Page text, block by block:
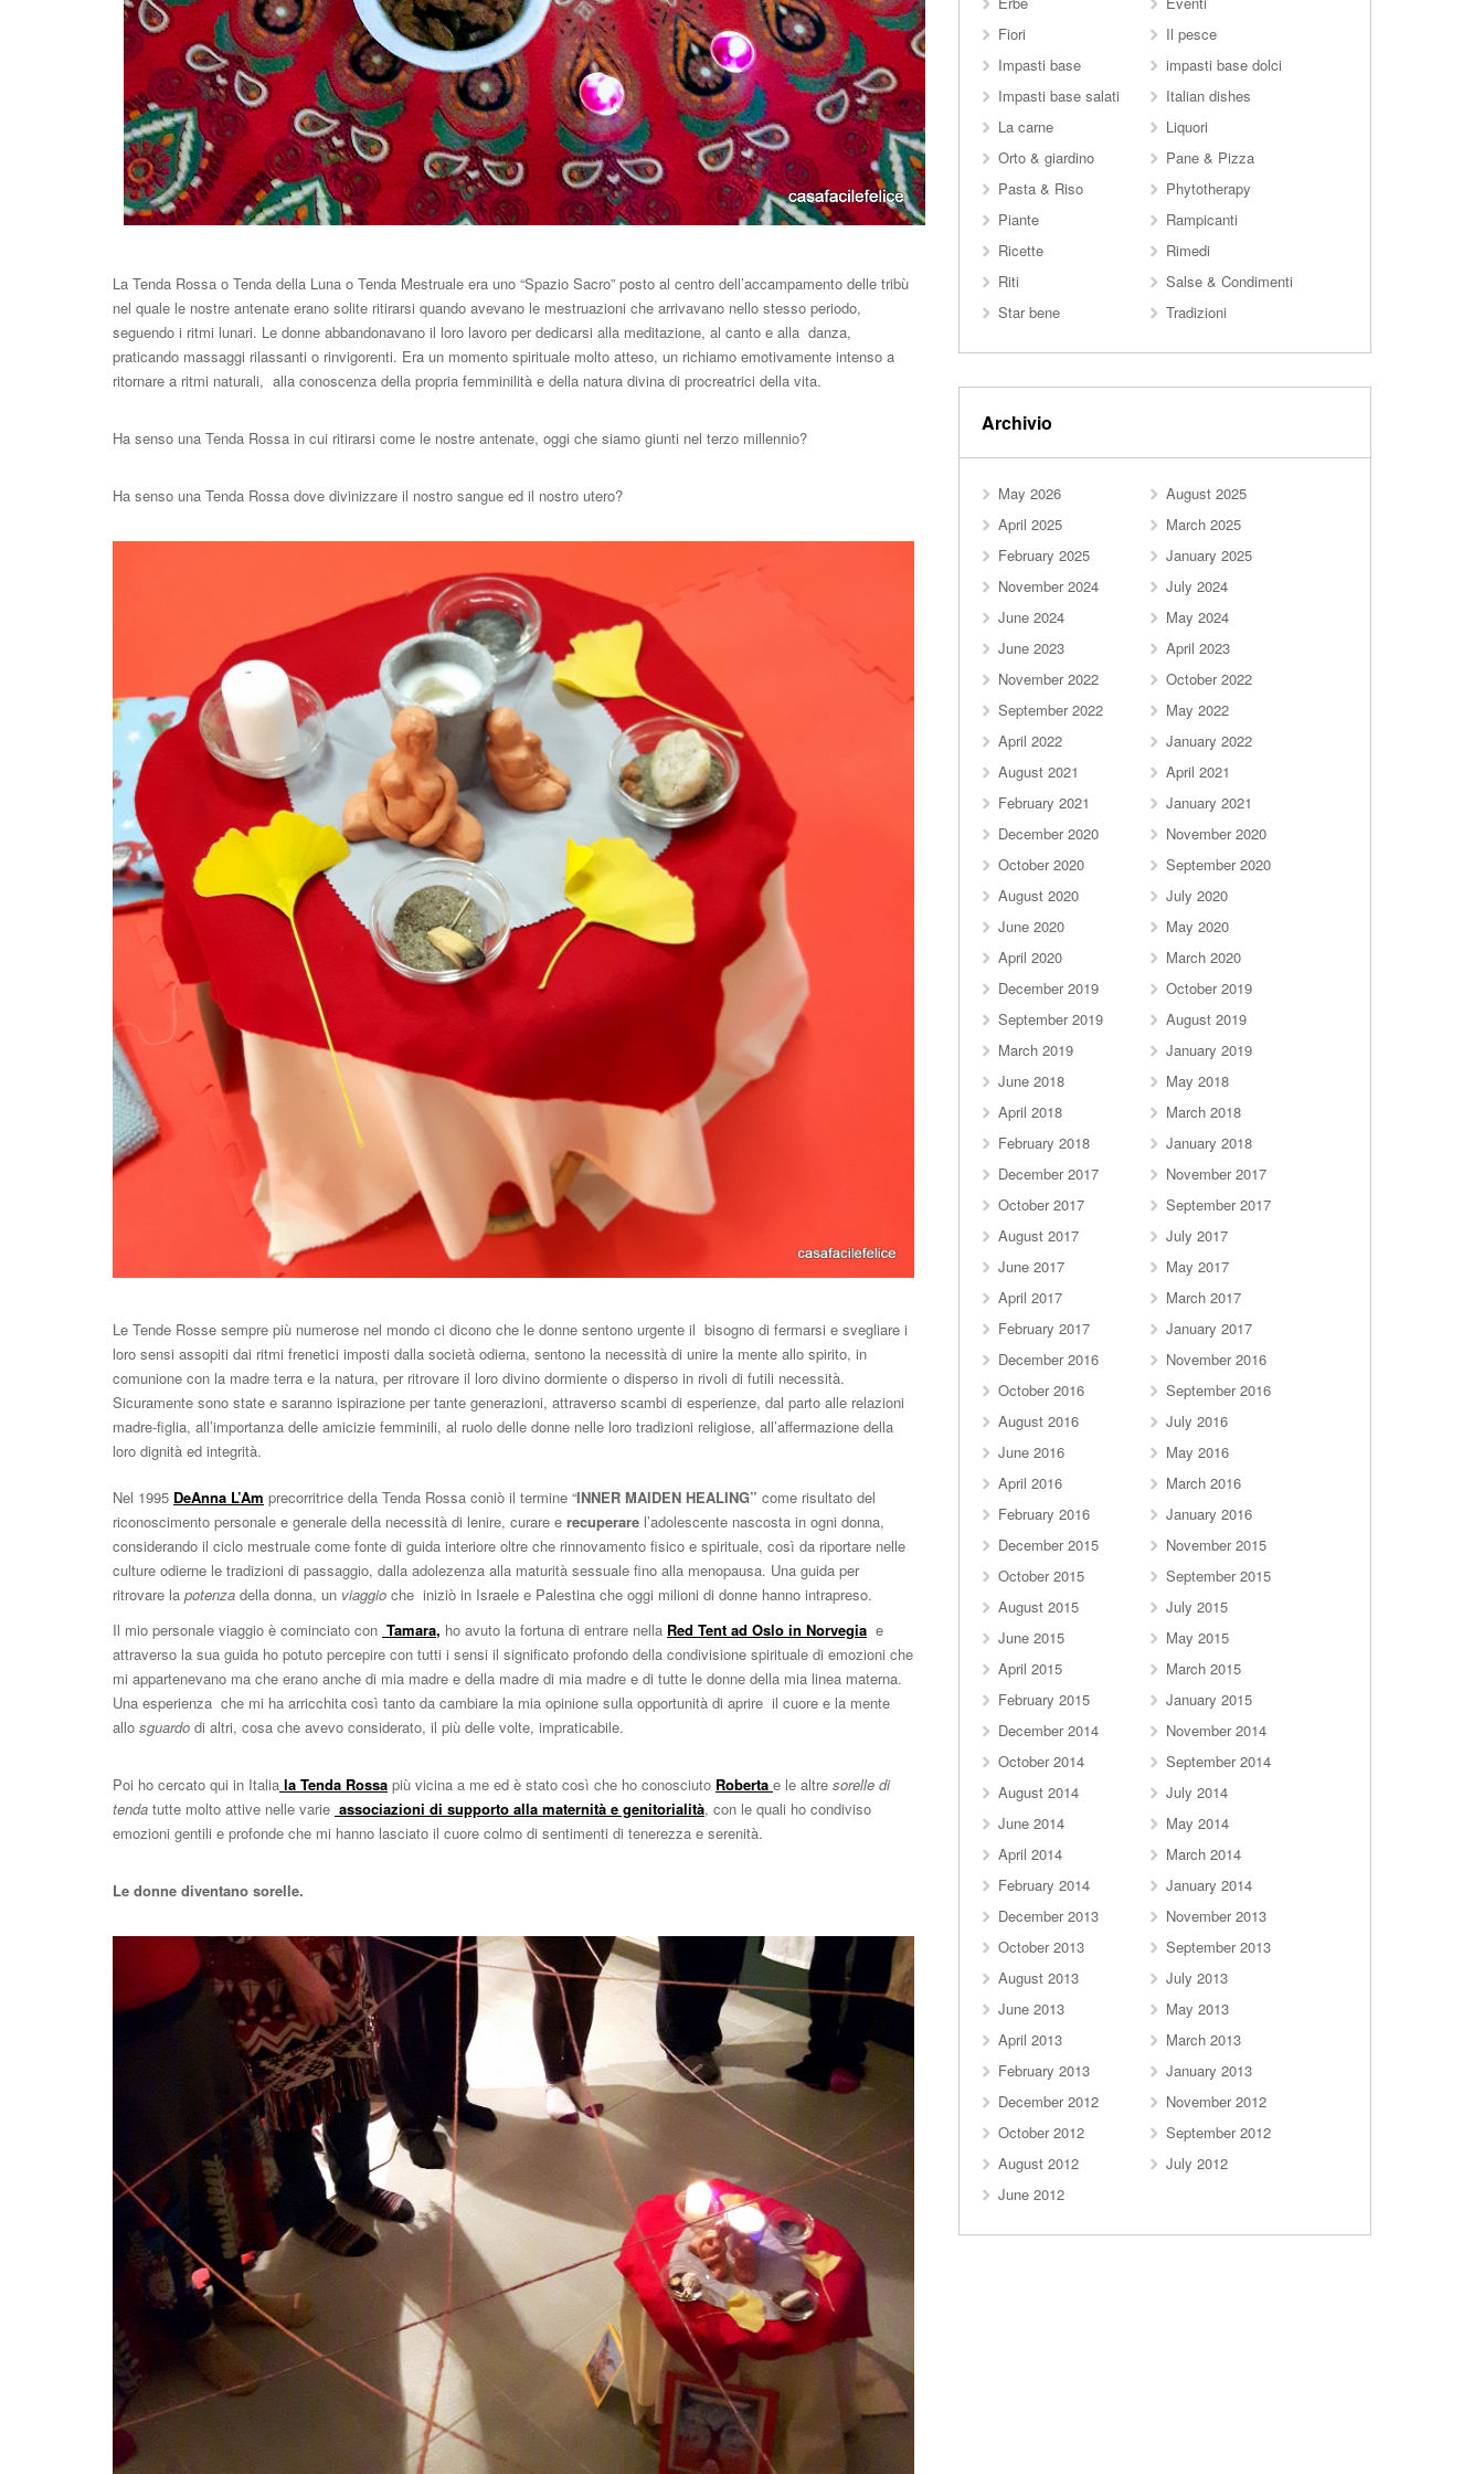
La Tenda Rossa o Tenda della Luna o Tenda Mestruale era uno “Spazio Sacro” posto al centro dell’accampamento delle tribù
nel quale le nostre antenate erano solite ritirarsi quando avevano le mestruazioni che arrivavano nello stesso periodo,
seguendo i ritmi lunari. Le donne abbandonavano il loro lavoro per dedicarsi alla meditazione, al canto e alla danza,
praticando massaggi rilassanti o rinvigorenti. Era un momento spirituale molto atteso, un richiamo emotivamente intenso a
ritornare a ritmi naturali, alla conoscenza della propria femminilità e della natura divina di procreatrici della vita.
Ha senso una Tenda Rossa in cui ritirarsi come le nostre antenate, oggi che siamo giunti nel terzo millennio?
Ha senso una Tenda Rossa dove divinizzare il nostro sangue ed il nostro utero?
Le Tende Rosse sempre più numerose nel mondo ci dicono che le donne sentono urgente il bisogno di fermarsi e svegliare i
loro sensi assopiti dai ritmi frenetici imposti dalla società odierna, sentono la necessità di unire la mente allo spirito, in
comunione con la madre terra e la natura, per ritrovare il loro divino dormiente o disperso in rivoli di futili necessità.
Sicuramente sono state e saranno ispirazione per tante generazioni, attraverso scambi di esperienze, dal parto alle relazioni
madre-figlia, all’importanza delle amicizie femminili, al ruolo delle donne nelle loro tradizioni religiose, all’affermazione della
loro dignità ed integrità.
Nel 1995 DeAnna L’Am precorritrice della Tenda Rossa coniò il termine “INNER MAIDEN HEALING” come risultato del
riconoscimento personale e generale della necessità di lenire, curare e recuperare l’adolescente nascosta in ogni donna,
considerando il ciclo mestruale come fonte di guida interiore oltre che rinnovamento fisico e spirituale, così da riportare nelle
culture odierne le tradizioni di passaggio, dalla adolezenza alla maturità sessuale fino alla menopausa. Una guida per
ritrovare la potenza della donna, un viaggio che iniziò in Israele e Palestina che oggi milioni di donne hanno intrapreso.
Il mio personale viaggio è cominciato con Tamara, ho avuto la fortuna di entrare nella Red Tent ad Oslo in Norvegia e
attraverso la sua guida ho potuto percepire con tutti i sensi il significato profondo della condivisione spirituale di emozioni che
mi appartenevano ma che erano anche di mia madre e della madre di mia madre e di tutte le donne della mia linea materna.
Una esperienza che mi ha arricchita così tanto da cambiare la mia opinione sulla opportunità di aprire il cuore e la mente
allo sguardo di altri, cosa che avevo considerato, il più delle volte, impraticabile.
Poi ho cercato qui in Italia la Tenda Rossa più vicina a me ed è stato così che ho conosciuto Roberta e le altre sorelle di
tenda tutte molto attive nelle varie associazioni di supporto alla maternità e genitorialità, con le quali ho condiviso
emozioni gentili e profonde che mi hanno lasciato il cuore colmo di sentimenti di tenerezza e serenità.
Le donne diventano sorelle.
Fiori
Il pesce
Impasti base
impasti base dolci
Impasti base salati
Italian dishes
La carne
Liquori
Orto & giardino
Pane & Pizza
Pasta & Riso
Phytotherapy
Piante
Rampicanti
Ricette
Rimedi
Riti
Salse & Condimenti
Star bene
Tradizioni
Archivio
May 2026
August 2025
April 2025
March 2025
February 2025
January 2025
November 2024
July 2024
June 2024
May 2024
June 2023
April 2023
November 2022
October 2022
September 2022
May 2022
April 2022
January 2022
August 2021
April 2021
February 2021
January 2021
December 2020
November 2020
October 2020
September 2020
August 2020
July 2020
June 2020
May 2020
April 2020
March 2020
December 2019
October 2019
September 2019
August 2019
March 2019
January 2019
June 2018
May 2018
April 2018
March 2018
February 2018
January 2018
December 2017
November 2017
October 2017
September 2017
August 2017
July 2017
June 2017
May 2017
April 2017
March 2017
February 2017
January 2017
December 2016
November 2016
October 2016
September 2016
August 2016
July 2016
June 2016
May 2016
April 2016
March 2016
February 2016
January 2016
December 2015
November 2015
October 2015
September 2015
August 2015
July 2015
June 2015
May 2015
April 2015
March 2015
February 2015
January 2015
December 2014
November 2014
October 2014
September 2014
August 2014
July 2014
June 2014
May 2014
April 2014
March 2014
February 2014
January 2014
December 2013
November 2013
October 2013
September 2013
August 2013
July 2013
June 2013
May 2013
April 2013
March 2013
February 2013
January 2013
December 2012
November 2012
October 2012
September 2012
August 2012
July 2012
June 2012